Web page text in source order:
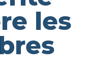
les